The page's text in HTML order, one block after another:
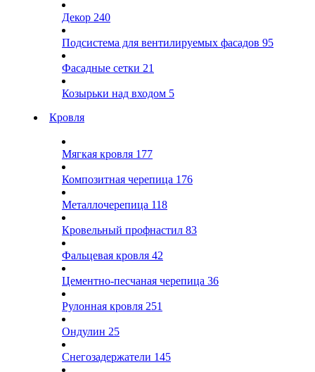
Декор 240
Подсистема для вентилируемых фасадов 95
Фасадные сетки 21
Козырьки над входом 5
Кровля
Мягкая кровля 177
Композитная черепица 176
Металлочерепица 118
Кровельный профнастил 83
Фальцевая кровля 42
Цементно-песчаная черепица 36
Рулонная кровля 251
Ондулин 25
Снегозадержатели 145